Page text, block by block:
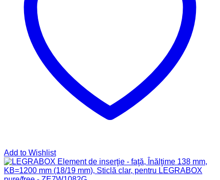
Add to Wishlist